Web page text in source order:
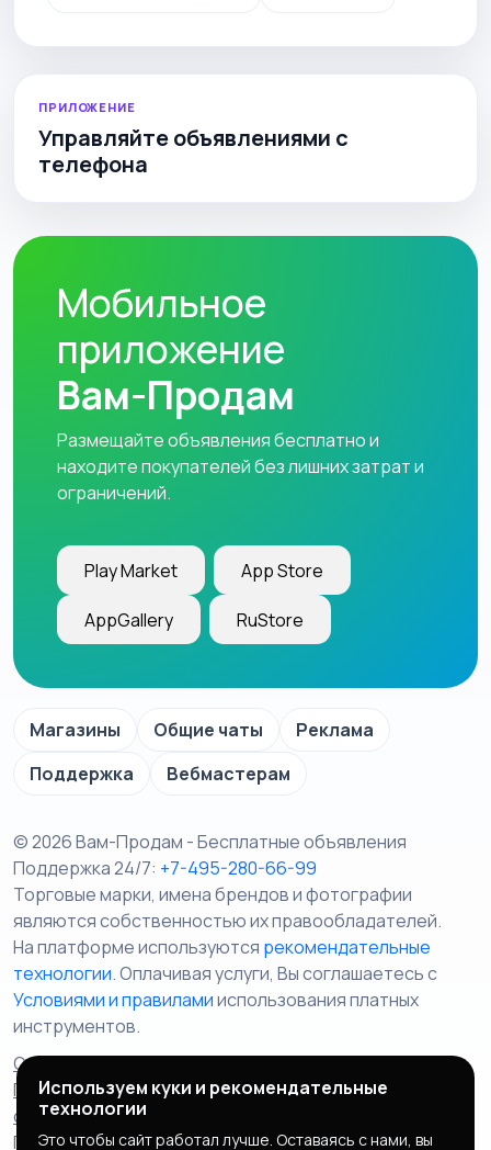
ПРИЛОЖЕНИЕ
Управляйте объявлениями с
телефона
Мобильное
приложение
Вам-Продам
Размещайте объявления бесплатно и
находите покупателей без лишних затрат и
ограничений.
Play Market App Store
AppGallery RuStore
Магазины Общие чаты
Реклама
Поддержка
Вебмастерам
© 2026 Вам-Продам - Бесплатные объявления
Поддержка 24/7: +7-495-280-66-99
Торговые марки, имена брендов и фотографии
являются собственностью их правообладателей.
На платформе используются рекомендательные
технологии. Оплачивая услуги, Вы соглашаетесь c
Условиями и правиламииспользования платных
инструментов.
Отказ от ответственности
Правила сервиса
Политика конфиденциальности
Пользовательское
соглашение
Запрещенные товары/услуги
Правообладателям
Партнерская программа
Используем куки и рекомендательные
технологии
Это чтобы сайт работал лучше. Оставаясь с нами, вы